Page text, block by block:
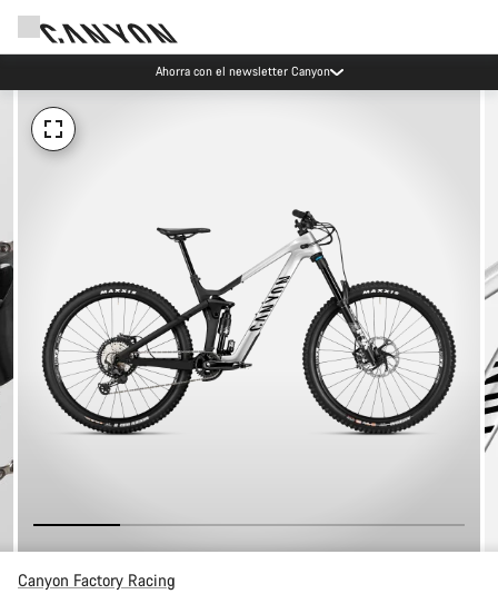
Ahorra con el newsletter Canyon
Canyon Factory Racing